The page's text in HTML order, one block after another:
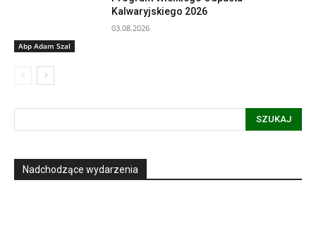
Abp Adam Szal
Kalwaryjskiego 2026
03.08.2026
SZUKAJ
Nadchodzące wydarzenia